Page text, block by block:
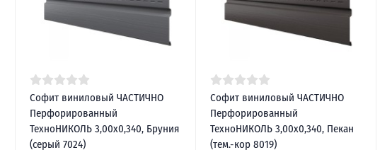
Софит виниловый ЧАСТИЧНО
Перфорированный
ТехноНИКОЛЬ 3,00х0,340, Бруния
(серый 7024)
Софит виниловый ЧАСТИЧНО
Перфорированный
ТехноНИКОЛЬ 3,00х0,340, Пекан
(тем.-кор 8019)